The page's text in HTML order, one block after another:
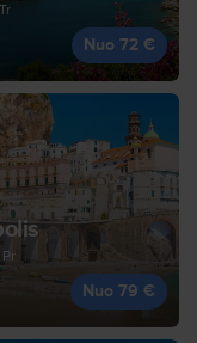
Nuo 72 €
Nuo 79 €